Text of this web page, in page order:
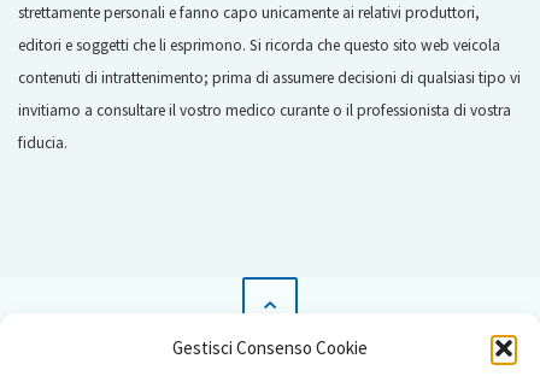
Gestisci Consenso Cookie
strettamente personali e fanno capo unicamente ai relativi produttori,
editori e soggetti che li esprimono. Si ricorda che questo sito web veicola
contenuti di intrattenimento; prima di assumere decisioni di qualsiasi tipo vi
invitiamo a consultare il vostro medico curante o il professionista di vostra
fiducia.